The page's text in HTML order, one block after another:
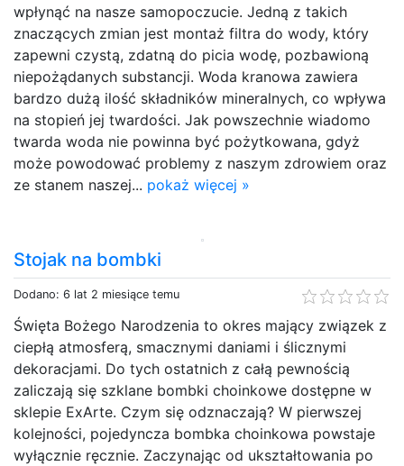
wpłynąć na nasze samopoczucie. Jedną z takich
znaczących zmian jest montaż filtra do wody, który
zapewni czystą, zdatną do picia wodę, pozbawioną
niepożądanych substancji. Woda kranowa zawiera
bardzo dużą ilość składników mineralnych, co wpływa
na stopień jej twardości. Jak powszechnie wiadomo
twarda woda nie powinna być pożytkowana, gdyż
może powodować problemy z naszym zdrowiem oraz
ze stanem naszej... pokaż więcej »
Stojak na bombki
Dodano: 6 lat 2 miesiące temu
Święta Bożego Narodzenia to okres mający związek z
ciepłą atmosferą, smacznymi daniami i ślicznymi
dekoracjami. Do tych ostatnich z całą pewnością
zaliczają się szklane bombki choinkowe dostępne w
sklepie ExArte. Czym się odznaczają? W pierwszej
kolejności, pojedyncza bombka choinkowa powstaje
wyłącznie ręcznie. Zaczynając od ukształtowania po